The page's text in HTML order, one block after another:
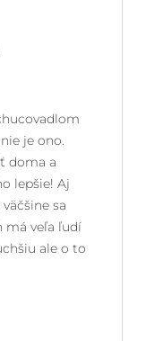
je ono.
doma a
lepšie! Aj
sa
má veľa ľudí
ale o to